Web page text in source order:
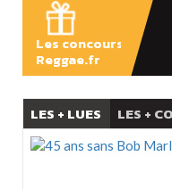
Les concours
Reggae.fr
LES + LUES LES +